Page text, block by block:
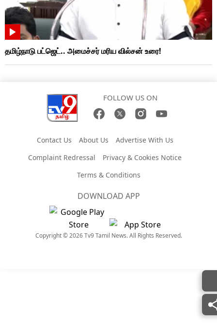
தமிழ்நாடு பட்ஜெட்.. அமைச்சர் மரிய வில்சன் உரை!
FOLLOW US ON
Contact Us About Us
Advertise With Us
Complaint Redressal
Privacy & Cookies Notice
Terms & Conditions
DOWNLOAD APP
Copyright © 2026 Tv9 Tamil News. All Rights Reserved.